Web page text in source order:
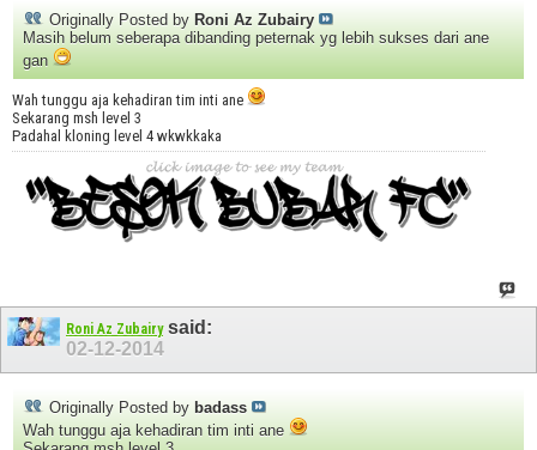
Originally Posted by Roni Az Zubairy
Masih belum seberapa dibanding peternak yg lebih sukses dari ane
gan
Wah tunggu aja kehadiran tim inti ane
Sekarang msh level 3
Padahal kloning level 4 wkwkkaka
Roni Az Zubairysaid:
02-12-2014
Originally Posted by badass
Wah tunggu aja kehadiran tim inti ane